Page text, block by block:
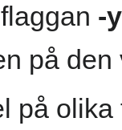
-y
på
på olika